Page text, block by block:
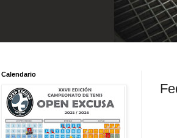
Calendario